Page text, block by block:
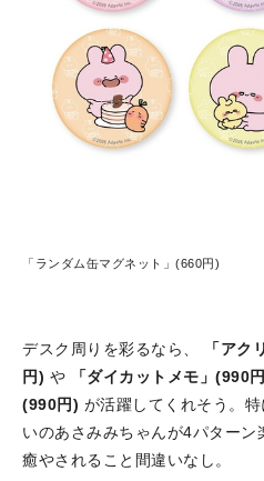
「ランダム缶マグネット」(660円)
デスク周りを彩るなら、
「アク
円) や 「ダイカットメモ」(990
(990円) が活躍してくれそう。
いのあさみみちゃんが4パター
癒やされること間違いなし。